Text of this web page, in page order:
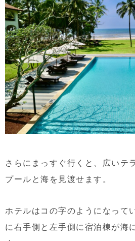
さらにまっすぐ行くと、広いテ
プールと海を見渡せます。
ホテルはコの字のようになって
に右手側と左手側に宿泊棟が海